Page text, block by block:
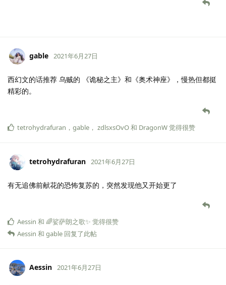
gable 2021年6月27日
西幻文的话推荐 乌贼的 《诡秘之主》和《奥术神座》，慢热但都挺
精彩的。
tetrohydrafuran ， gable ， zdlsxsOvO和 DragonW觉得很赞
tetrohydrafuran 2021年6月27日
有无追佛前献花的恐怖复苏的，突然发现他又开始更了
Aessin 和 🌈娑萨朗之歌✨ 觉得很赞
Aessin 和 gable 回复了此帖
Aessin 2021年6月27日